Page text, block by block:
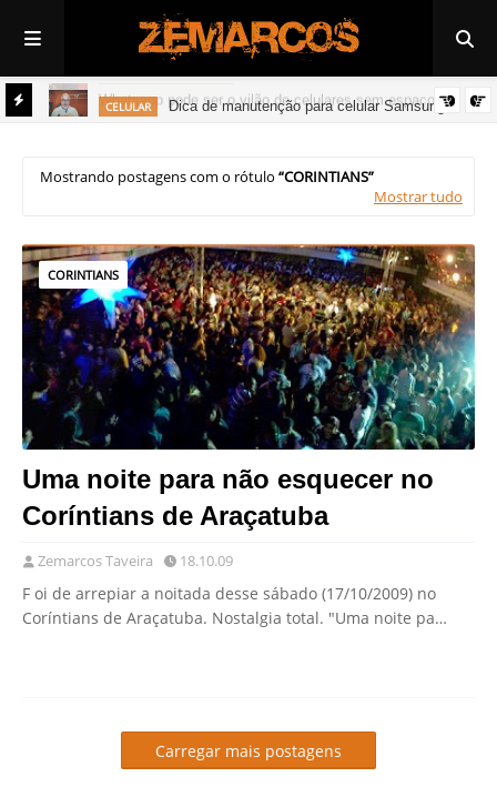
Whatsapp pode ser o vilão de celulares sem espaço
CELULAR Dica de manutenção para celular Samsung
Mostrando postagens com o rótulo CORINTIANS
Mostrar tudo
CORINTIANS
Uma noite para não esquecer no
Coríntians de Araçatuba
Zemarcos Taveira 18.10.09
F oi de arrepiar a noitada desse sábado (17/10/2009) no
Coríntians de Araçatuba. Nostalgia total. "Uma noite pa…
Carregar mais postagens